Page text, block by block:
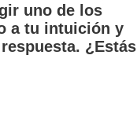
uno de los
a tu intuición y
¿Estás